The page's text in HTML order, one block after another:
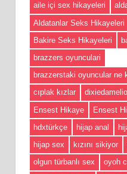
aile içi sex hikayeleri
Aldatanlar Seks Hikayeleri
Bakire Seks Hikayeleri
brazzers oyunculari
brazzerstaki oyuncular ne
cıplak kızlar
Ensest Hikaye
Ensest
hdxtürkçe
hijap anal
hijap sex
kızını sikiyor
olgun türbanlı sex
oyoh